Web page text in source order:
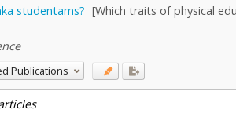
studentams? [Which traits of physical
Publications